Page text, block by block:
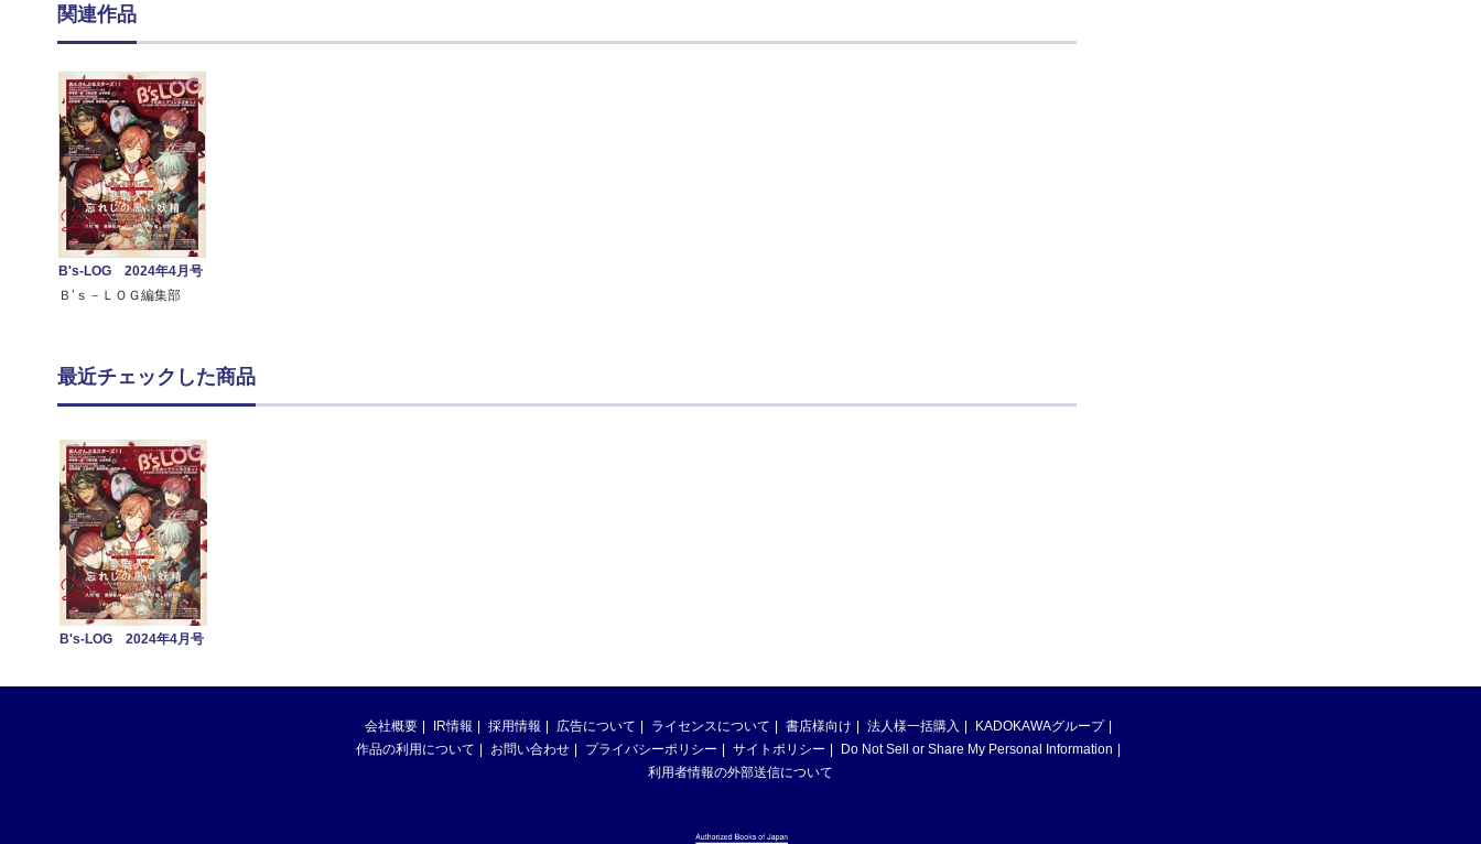
関連作品
B's-LOG 2024年4月号
Ｂ’ｓ－ＬＯＧ編集部
最近チェックした商品
B's-LOG 2024年4月号
会社概要 IR情報 採用情報 広告について ライセンスについて 書店様向け 法人様一括購入
KADOKAWAグループ
作品の利用について
お問い合わせ プライバシーポリシー サイトポリシー
Do Not Sell or Share My Personal Information
利用者情報の外部送信について